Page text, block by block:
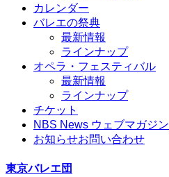
カレンダー
バレエの祭典
最新情報
ラインナップ
オペラ・フェスティバル
最新情報
ラインナップ
チケット
NBS News ウェブマガジン
お知らせお問い合わせ
東京バレエ団